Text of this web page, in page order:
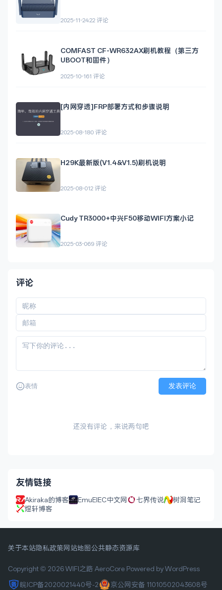
2025-11-2422 评论
COMFAST CF-WR632AX刷机教程（第三方
UBOOT和固件）
2025-10-161 评论
[内网穿透]FRP部署方式和步骤说明
2025-08-180 评论
H29K最新版(V1.4&V1.5)刷机说明
2025-08-012 评论
Cudy TR3000+中兴F50移动WIFI方案小记
2025-03-069 评论
评论
表情 发表评论
还没有评论，来说两句吧
友情链接
Akiraka的博客 EmuElEC中文网 七界传说
树洞笔记
煜轩博客
关于本站隐私政策网站地图 公共静态资源库
Copyright © 2026 WIFI之路 AeroCore Powered by WordPress
皖ICP备2020021440号-2
京公网安备 11010502043608号